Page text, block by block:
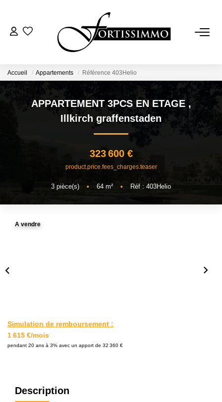
Tous Nos Biens
Neuf
GESTION
Accueil Appartements Référence 403Helio
APPARTEMENT 3PCS EN ETAGE ,
Illkirch graffenstaden
323 600 €
product.price.fees_charges.teaser
3 pièce(s) • 64 m² • Réf : 403Helio
A vendre
Simulation de remboursement :
1 615 €/mois
pendant 20 ans à 3% avec un apport de 32 360 €
Description